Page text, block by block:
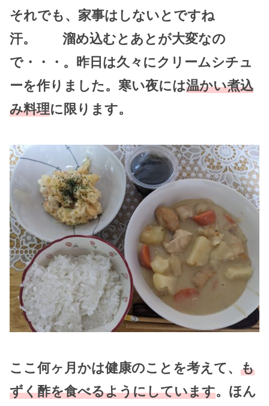
それでも、家事はしないとですね
汗。 溜め込むとあとが大変なの
で・・・。昨日は久々にクリームシチュ
ーを作りました。寒い夜には温かい煮込
み料理に限ります。
ここ何ヶ月かは健康のことを考えて、 も
ずく酢を食べるようにしています。ほん